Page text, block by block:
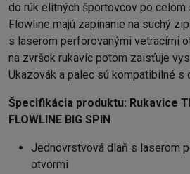
do rúk elitných športovcov po celom
Flowline majú zapínanie na suchý
s laserom perforovanými vetracími
na zvršok rukavíc potom zaisťuje
Ukazovák a palec sú kompatibilné s
Špecifikácia produktu: Rukavice
FLOWLINE BIG SPIN
Jednovrstvová dlaň s laserom
otvormi